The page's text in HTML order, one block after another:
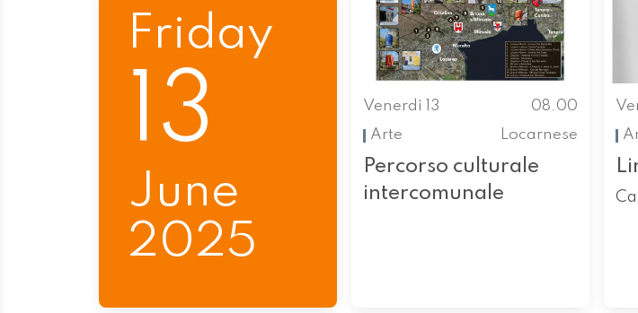
Friday
13
June
2025
Venerdì 13
08.00
Arte
Locarnese
Percorso culturale
intercomunale